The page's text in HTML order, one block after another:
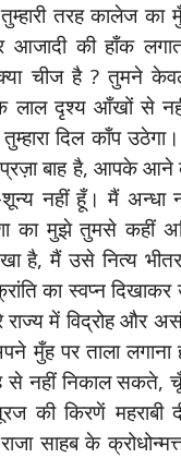
तरह कालेज का
आजादी की हाँक
क्या चीज है ? तुमने
लाल दृश्य आँखों से
दिल काँप
बाह है, आपके आने
नहीं हूँ। मैं अन्धा
का मुझे तुमसे कहीं
है, मैं उसे नित्य
का स्वप्न
में विद्रोह और
मुँह पर ताला लगाना
से नहीं निकाल सकते,
की किरणें महराबी
साहब के